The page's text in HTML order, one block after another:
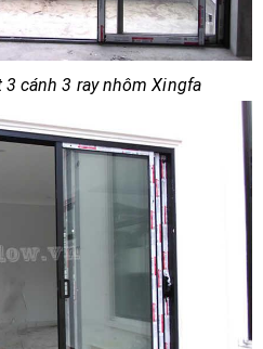
cánh 3 ray nhôm Xingfa